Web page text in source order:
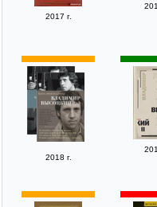
2017 г.
2018 г.